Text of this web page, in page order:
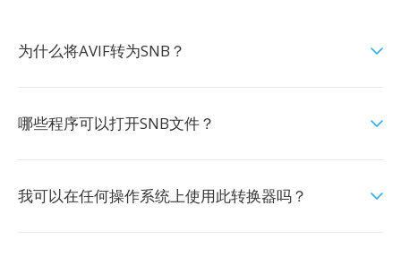
为什么将AVIF转为SNB？
哪些程序可以打开SNB文件？
我可以在任何操作系统上使用此转换器吗？